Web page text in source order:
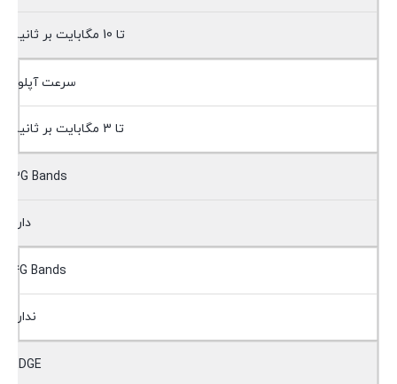
تا 10 مگابایت بر ثانیه
سرعت آپلود
تا 3 مگابایت بر ثانیه
3G Bands
دارد
4G Bands
ندارد
EDGE